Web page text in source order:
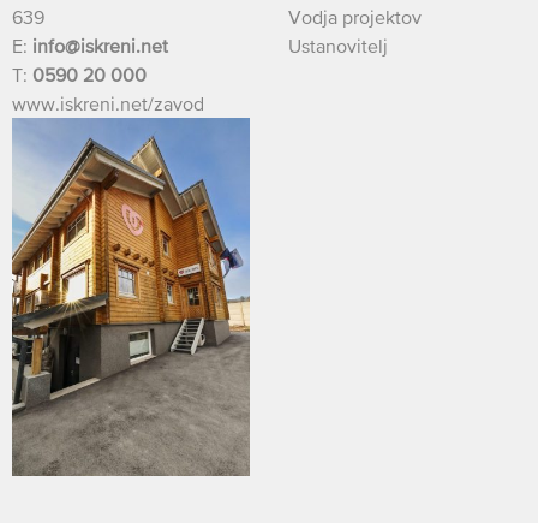
639
E: info@iskreni.net
T: 0590 20 000
www.iskreni.net/zavod
Vodja projektov
Ustanovitelj